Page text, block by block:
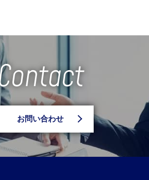
お問い合わせ